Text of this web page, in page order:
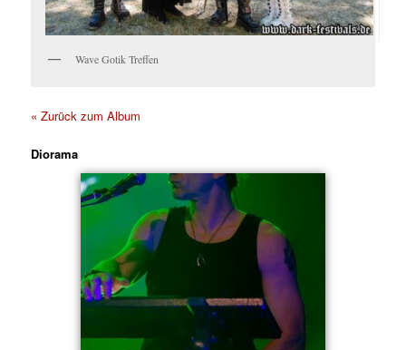
Wave Gotik Treffen
« Zurück zum Album
Diorama